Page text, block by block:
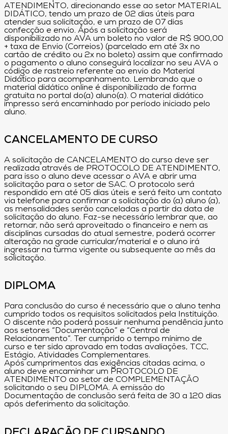
ATENDIMENTO, direcionando esse ao setor MATERIAL
DIDÁTICO, tendo um prazo de 02 dias úteis para
atender sua solicitação, e um prazo de 07 dias
confecção e envio. Após a solicitação será
disponibilizado no AVA um boleto no valor de R$ 900,00
+ taxa de Envio (Correios) (parcelado em até 3x no
cartão de crédito ou 2x no boleto) assim que confirmado
o pagamento o aluno conseguirá localizar no seu AVA o
código de rastreio referente ao envio do Material
Didático para acompanhamento. Lembrando que o
material didático online é disponibilizado de forma
gratuita no portal do(a) aluno(a). O material didático
impresso será encaminhado por período iniciado pelo
aluno.
CANCELAMENTO DE CURSO
A solicitação de CANCELAMENTO do curso deve ser
realizada através de PROTOCOLO DE ATENDIMENTO,
para isso o aluno deve acessar o AVA e abrir uma
solicitação para o setor de SAC. O protocolo será
respondido em até 05 dias úteis e será feito um contato
via telefone para confirmar a solicitação do (a) aluno (a),
as mensalidades serão canceladas a partir da data de
solicitação do aluno. Faz-se necessário lembrar que, ao
retornar, não será aproveitado o financeiro e nem as
disciplinas cursadas do atual semestre, poderá ocorrer
alteração na grade curricular/material e o aluno irá
ingressar na turma vigente ou subsequente ao mês da
solicitação.
DIPLOMA
Para conclusão do curso é necessário que o aluno tenha
cumprido todos os requisitos solicitados pela Instituição.
O discente não poderá possuir nenhuma pendência junto
aos setores “Documentação” e “Central de
Relacionamento”. Ter cumprido o tempo mínimo de
curso e ter sido aprovado em todas avaliações, TCC,
Estágio, Atividades Complementares.
Após cumprimentos das exigências citadas acima, o
aluno deve encaminhar um PROTOCOLO DE
ATENDIMENTO ao setor de COMPLEMENTAÇÃO
solicitando o seu DIPLOMA. A emissão do
Documentação de conclusão será feita de 30 a 120 dias
após deferimento da solicitação.